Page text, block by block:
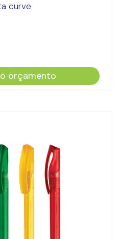
curve
orçamento